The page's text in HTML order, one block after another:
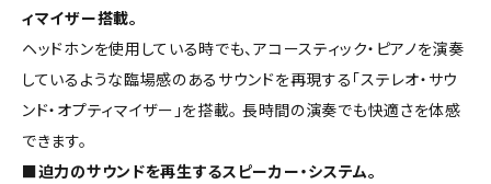
ィマイザー搭載。
ヘッドホンを使用している時でも、アコースティック・ピアノを演奏
しているような臨場感のあるサウンドを再現する「ステレオ・サウ
ンド・オプティマイザー」を搭載。 長時間の演奏でも快適さを体感
できます。
■迫力のサウンドを再生するスピーカー・システム。